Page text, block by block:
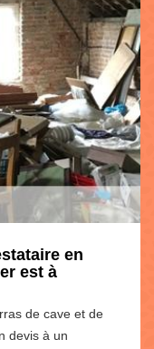
en
est à
de cave et de
devis à un